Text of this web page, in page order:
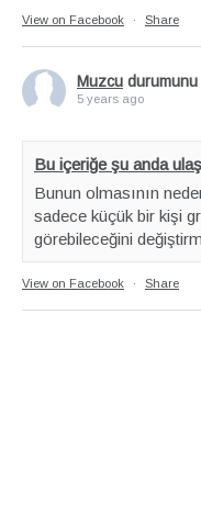
View on Facebook · Share
Muzcu
5 years ago
Bu içeriğe şu anda
Bunun olmasının
sadece küçük bir kişi
görebileceğini
View on Facebook · Share